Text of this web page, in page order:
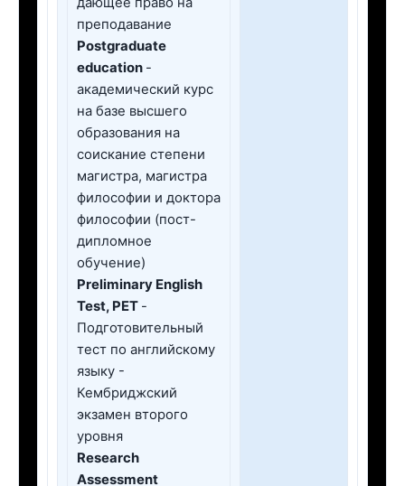
преподавание
Postgraduate
education -
академический курс
на базе высшего
образования на
соискание степени
магистра, магистра
философии и доктора
философии (пост-
дипломное
обучение)
Preliminary English
Test, PET -
Подготовительный
тест по английскому
языку -
Кембриджский
экзамен второго
уровня
Research
Assessment